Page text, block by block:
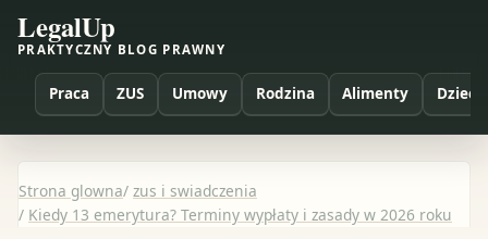
LegalUp
PRAKTYCZNY BLOG PRAWNY
Praca ZUS Umowy Rodzina Alimenty Dzieci
Strona glowna/ zus i swiadczenia
/ Kiedy 13 emerytura? Terminy wypłaty i zasady w 2026 roku